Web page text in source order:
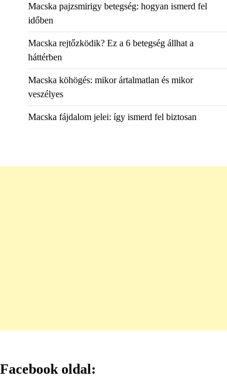
Macska pajzsmirigy betegség: hogyan ismerd fel
időben
Macska rejtőzködik? Ez a 6 betegség állhat a
háttérben
Macska köhögés: mikor ártalmatlan és mikor
veszélyes
Macska fájdalom jelei: így ismerd fel biztosan
Facebook oldal: